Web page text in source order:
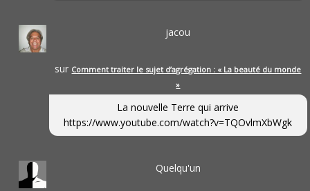
jacou
sur Comment traiter le sujet d’agrégation : « La beauté du monde
»
La nouvelle Terre qui arrive
https://www.youtube.com/watch?v=TQOvlmXbWgk
Quelqu'un